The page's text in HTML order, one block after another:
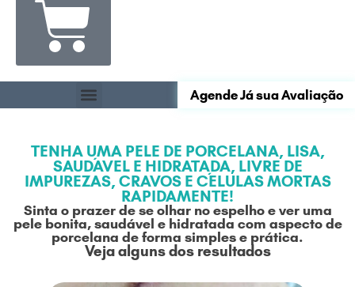
Agende Já sua Avaliação
TENHA UMA PELE DE PORCELANA, LISA,
SAUDÁVEL E HIDRATADA, LIVRE DE
IMPUREZAS, CRAVOS E CÉLULAS MORTAS
RAPIDAMENTE!
Sinta o prazer de se olhar no espelho e ver uma
pele bonita, saudável e hidratada com aspecto de
porcelana de forma simples e prática.
Veja alguns dos resultados